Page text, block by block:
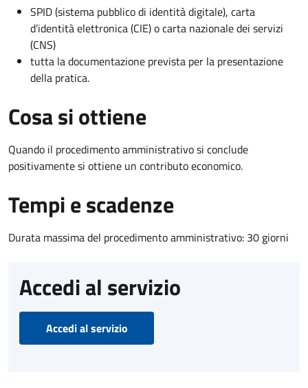
SPID (sistema pubblico di identità digitale), carta
d’identità elettronica (CIE) o carta nazionale dei servizi
(CNS)
tutta la documentazione prevista per la presentazione
della pratica.
Cosa si ottiene
Quando il procedimento amministrativo si conclude
positivamente si ottiene un contributo economico.
Tempi e scadenze
Durata massima del procedimento amministrativo: 30 giorni
Accedi al servizio
Accedi al servizio